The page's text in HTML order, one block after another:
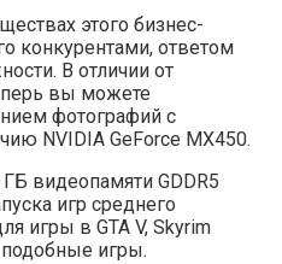
этого бизнес-
конкурентами, ответом
В отличии от
вы можете
фотографий с
NVIDIA GeForce MX450.
видеопамяти GDDR5
игр среднего
игры в GTA V, Skyrim
подобные игры.